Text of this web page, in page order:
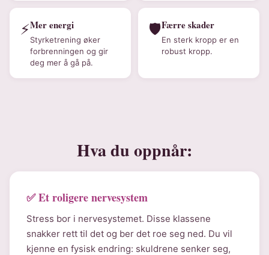
⚡Mer energi
Styrketrening øker
forbrenningen og gir
deg mer å gå på.
🛡️Færre skader
En sterk kropp er en
robust kropp.
Hva du oppnår:
✅ Et roligere nervesystem
Stress bor i nervesystemet. Disse klassene
snakker rett til det og ber det roe seg ned. Du vil
kjenne en fysisk endring: skuldrene senker seg,